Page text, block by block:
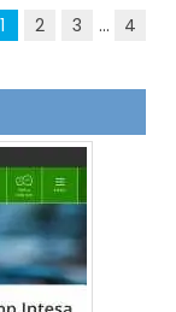
1 2 3 ... 4